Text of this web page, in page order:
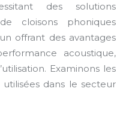
des solutions
cloisons phoniques
offrant des avantages
acoustique,
Examinons les
dans le secteur